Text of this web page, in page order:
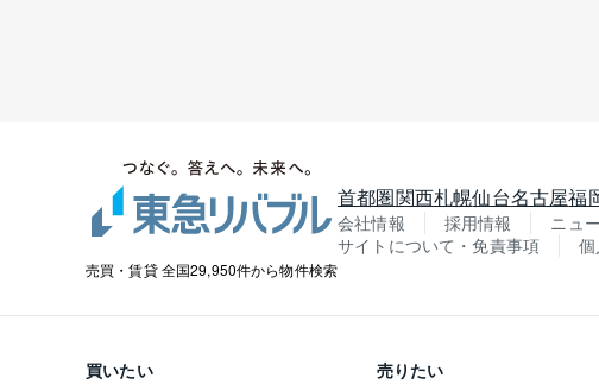
売買・賃貸 全国29,950件から物件検索
首都圏関西札幌仙台名古屋福
会社情報 採用情報 ニュ
サイトについて・免責事項
買いたい 売りたい